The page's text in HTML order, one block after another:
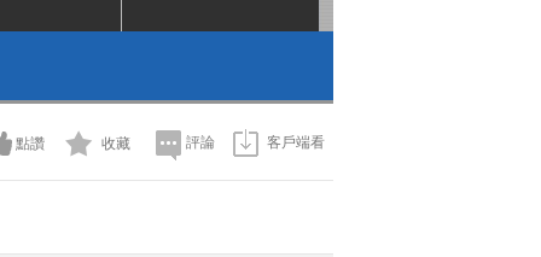
2016-05-25 12:22:10
點讚 收藏 評論 客戶端看